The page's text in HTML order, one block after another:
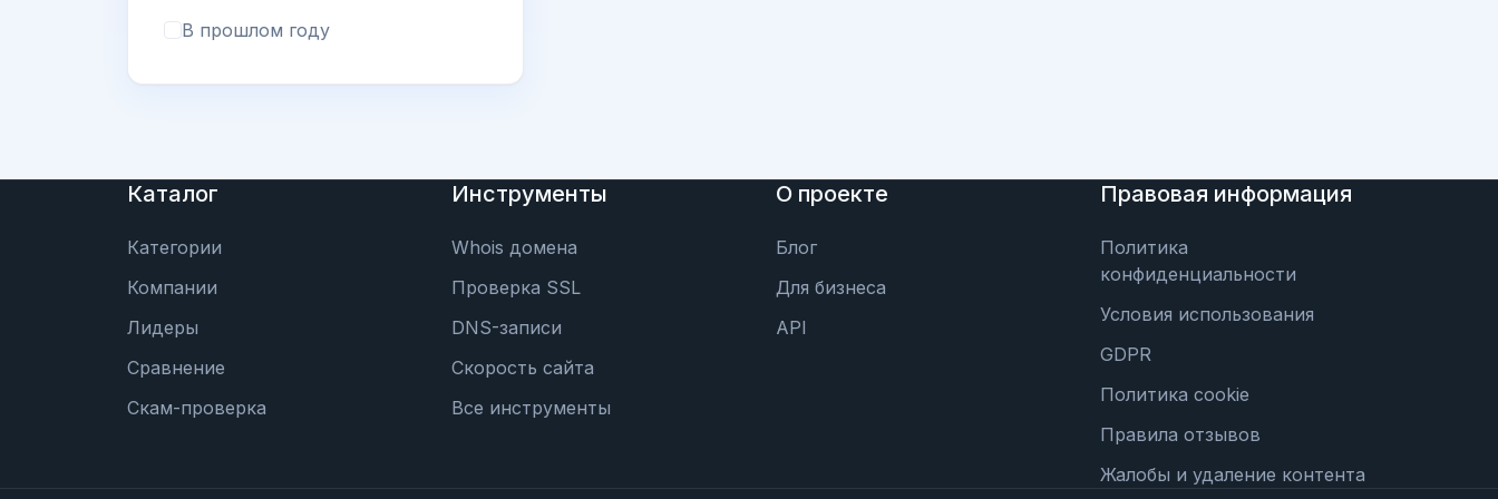
В прошлом году
Каталог
Категории
Компании
Лидеры
Сравнение
Скам-проверка
Инструменты
Whois домена
Проверка SSL
DNS-записи
Скорость сайта
Все инструменты
О проекте
Блог
Для бизнеса
API
Правовая информация
Политика
конфиденциальности
Условия использования
GDPR
Политика cookie
Правила отзывов
Жалобы и удаление контента